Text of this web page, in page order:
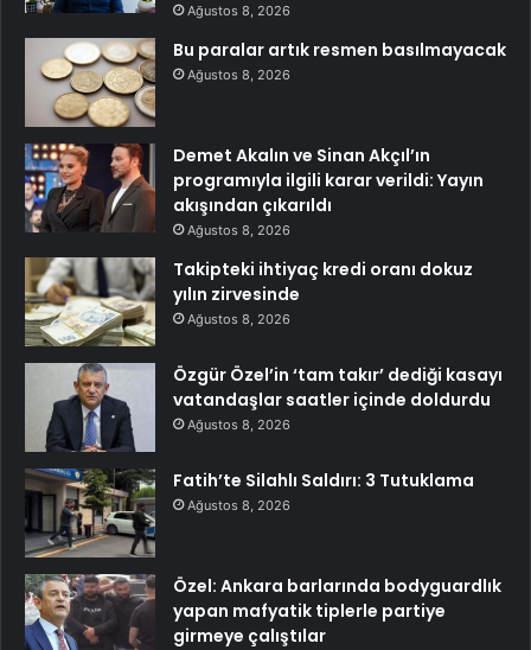
Ağustos 8, 2026
Bu paralar artık resmen basılmayacak
Ağustos 8, 2026
Demet Akalın ve Sinan Akçıl’ın
programıyla ilgili karar verildi: Yayın
akışından çıkarıldı
Ağustos 8, 2026
Takipteki ihtiyaç kredi oranı dokuz
yılın zirvesinde
Ağustos 8, 2026
Özgür Özel’in ‘tam takır’ dediği kasayı
vatandaşlar saatler içinde doldurdu
Ağustos 8, 2026
Fatih’te Silahlı Saldırı: 3 Tutuklama
Ağustos 8, 2026
Özel: Ankara barlarında bodyguardlık
yapan mafyatik tiplerle partiye
girmeye çalıştılar